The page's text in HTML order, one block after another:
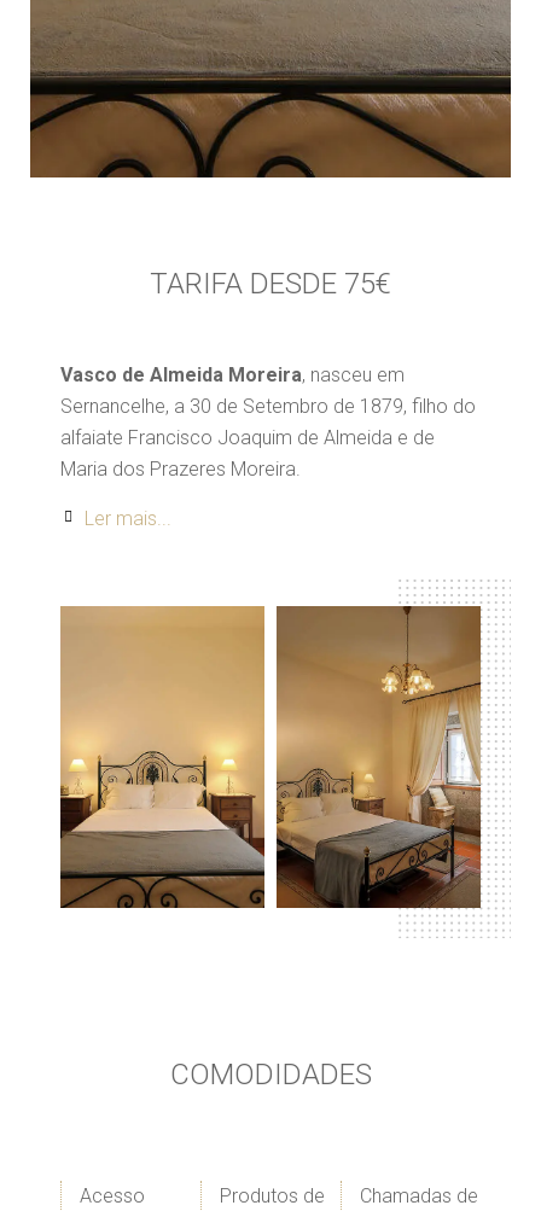
TARIFA DESDE 75€
Vasco de Almeida Moreira, nasceu em
Sernancelhe, a 30 de Setembro de 1879, filho do
alfaiate Francisco Joaquim de Almeida e de
Maria dos Prazeres Moreira.
Ler mais...
COMODIDADES
Acesso
Produtos de
Chamadas de